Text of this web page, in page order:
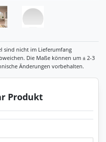
Produkt